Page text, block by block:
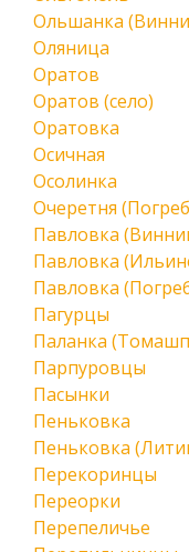
Ольшанка
Оляница
Оратов
Оратов (село)
Оратовка
Осичная
Осолинка
Очеретня
Павловка
Павловка
Павловка
Пагурцы
Паланка
Парпуровцы
Пасынки
Пеньковка
Пеньковка
Перекоринцы
Переорки
Перепеличье